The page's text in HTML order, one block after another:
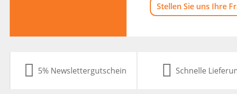
Stellen Sie uns Ihre
5% Newslettergutschein Schnelle